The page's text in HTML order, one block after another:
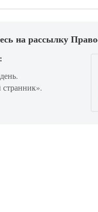
на рассылку